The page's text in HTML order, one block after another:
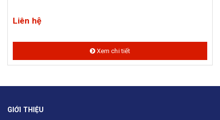
Liên hệ
Xem chi tiết
GIỚI THIỆU